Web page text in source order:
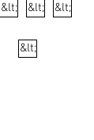
&lt; &lt; &lt;
&lt;